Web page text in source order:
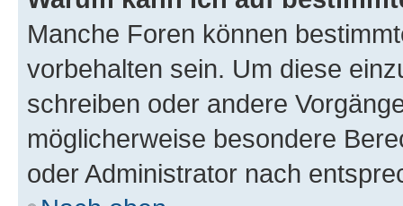
Manche Foren können
vorbehalten sein. Um diese
schreiben oder andere
möglicherweise besondere
oder Administrator nach